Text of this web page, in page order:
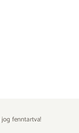
jog fenntartva!